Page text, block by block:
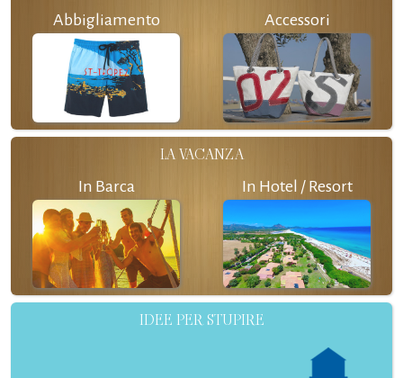
Abbigliamento Accessori
LA VACANZA
In Barca In Hotel / Resort
IDEE PER STUPIRE